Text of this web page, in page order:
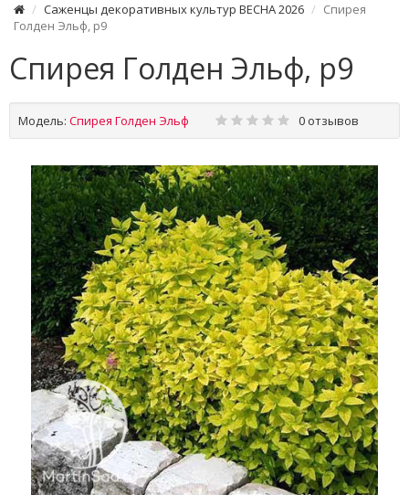
Саженцы декоративных культур ВЕСНА 2026
Спирея
Голден Эльф, р9
Спирея Голден Эльф, р9
Модель: Спирея Голден Эльф 0 отзывов